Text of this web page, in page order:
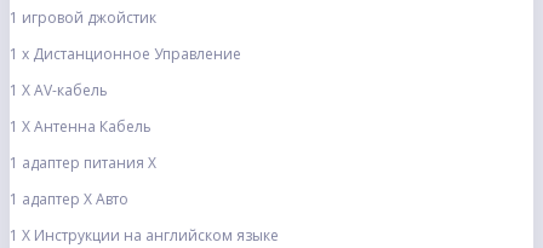
1 игровой джойстик
1 х Дистанционное Управление
1 X AV-кабель
1 X Антенна Кабель
1 адаптер питания X
1 адаптер X Авто
1 X Инструкции на английском языке